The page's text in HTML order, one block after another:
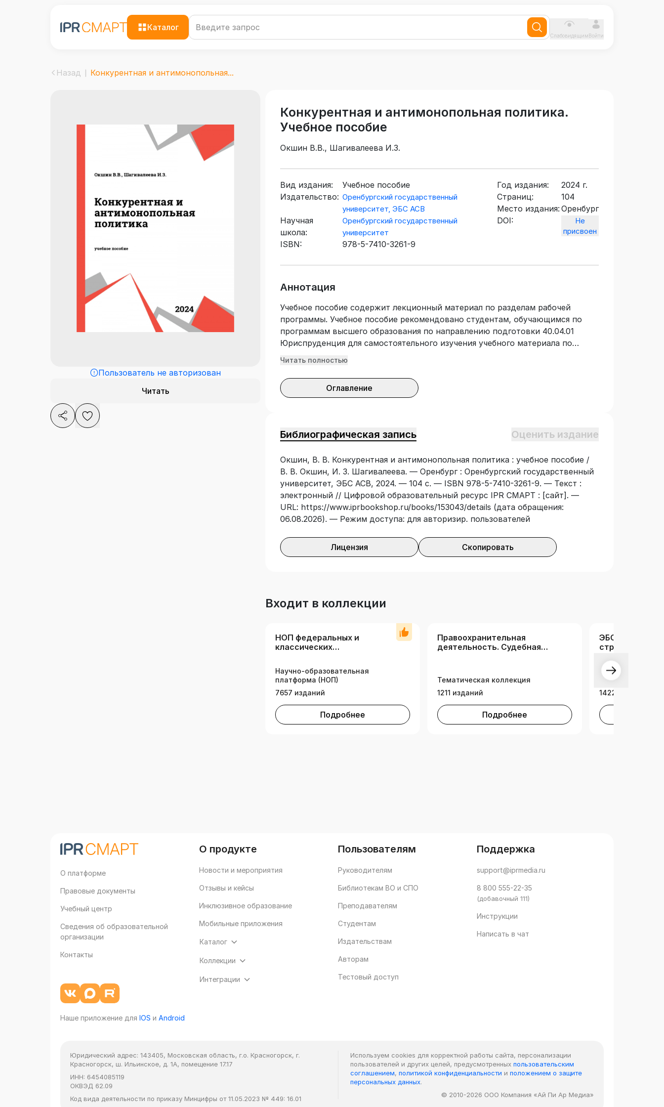
Каталог
СлабовидящимВойти
Назад Конкурентная и антимонопольная...
Пользователь не авторизован
Читать
Конкурентная и антимонопольная политика.
Учебное пособие
Окшин В.В., Шагивалеева И.З.
Вид издания:
Учебное пособие
Издательство: Оренбургский государственный
университет, ЭБС АСВ
Научная
школа:
Оренбургский государственный
университет
ISBN: 978-5-7410-3261-9
Год издания:
2024 г.
Страниц:
104
Место издания: Оренбург
DOI:
Не
присвоен
Аннотация
Учебное пособие содержит лекционный материал по разделам рабочей
программы. Учебное пособие рекомендовано студентам, обучающимся по
программам высшего образования по направлению подготовки 40.04.01
Юриспруденция для самостоятельного изучения учебного материала по
дисциплине «Конкурентная и антимонопольная политика» с целью
Читать полностью
Оглавление
Библиографическая запись Оценить издание
Окшин, В. В. Конкурентная и антимонопольная политика : учебное пособие /
В. В. Окшин, И. З. Шагивалеева. — Оренбург : Оренбургский государственный
университет, ЭБС АСВ, 2024. — 104 с. — ISBN 978-5-7410-3261-9. — Текст :
электронный // Цифровой образовательный ресурс IPR СМАРТ : [сайт]. —
URL: https://www.iprbookshop.ru/books/153043/details (дата обращения:
06.08.2026). — Режим доступа: для авторизир. пользователей
Лицензия Скопировать
Входит в коллекции
НОП федеральных и
классических
Научно-образовательная
платформа (НОП)
7657 изданий
Подробнее
Правоохранительная
деятельность. Судебная
Тематическая коллекция
1211 изданий
Подробнее
ЭБС
строительных
Научно-
платформа (НОП)
14224 издания
О платформе
Правовые документы
Учебный центр
Сведения об образовательной
организации
Контакты
Наше приложение для IOS и Android
О продукте
Новости и мероприятия
Отзывы и кейсы
Инклюзивное образование
Мобильные приложения
Каталог
Коллекции
Интеграции
Пользователям
Руководителям
Библиотекам ВО и СПО
Преподавателям
Студентам
Издательствам
Авторам
Тестовый доступ
Поддержка
support@iprmedia.ru
8 800 555-22-35
(добавочный 111)
Инструкции
Написать в чат
Юридический адрес: 143405, Московская область, г.о. Красногорск, г.
Красногорск, ш. Ильинское, д. 1А, помещение 17.17
ИНН: 6454085119
ОКВЭД 62.09
Код вида деятельности по приказу Минцифры от 11.05.2023 № 449: 16.01
Используем cookies для корректной работы сайта, персонализации
пользователей и других целей, предусмотренных пользовательским
соглашением, политикой конфиденциальности и положением о защите
персональных данных.
© 2010-2026 ООО Компания «Ай Пи Ар Медиа»